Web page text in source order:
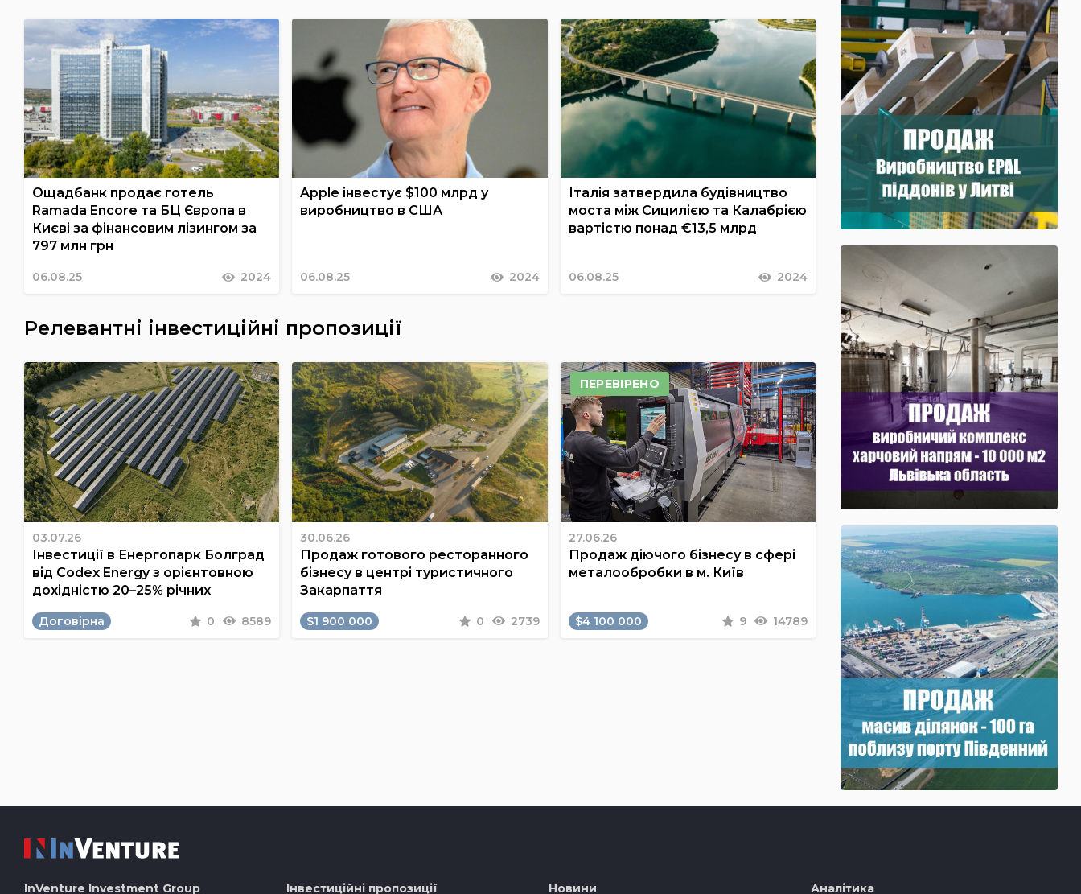
Ощадбанк продає готель
Ramada Encore та БЦ Європа в
Києві за фінансовим лізингом за
797 млн грн
06.08.25 2024
Apple інвестує $100 млрд у
виробництво в США
06.08.25 2024
Італія затвердила будівництво
моста між Сицилією та Калабрією
вартістю понад €13,5 млрд
06.08.25 2024
Релевантні інвестиційні пропозиції
03.07.26
Інвестиції в Енергопарк Болград
від Codex Energy з орієнтовною
дохідністю 20–25% річних
Договірна 0 8589
30.06.26
Продаж готового ресторанного
бізнесу в центрі туристичного
Закарпаття
$1 900 000 0 2739
ПЕРЕВІРЕНО
27.06.26
Продаж діючого бізнесу в сфері
металообробки в м. Київ
$4 100 000 9 14789
InVenture Investment Group Інвестиційні пропозиції Новини Аналітика